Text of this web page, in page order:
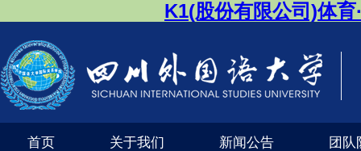
K1(股份有限公司)体
首页 关于我们 新闻公告 团队